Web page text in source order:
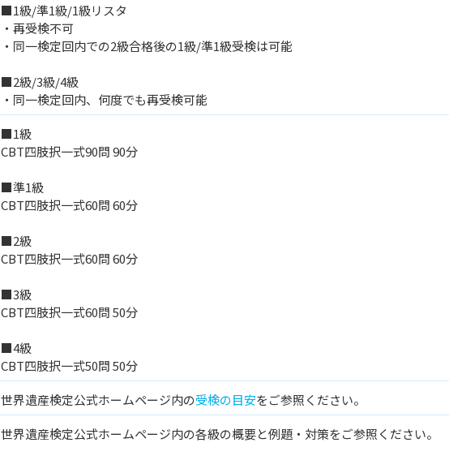
■1級/準1級/1級リスタ
・再受検不可
・同一検定回内での2級合格後の1級/準1級受検は可能
■2級/3級/4級
・同一検定回内、何度でも再受検可能
■1級
CBT四肢択一式90問 90分
■準1級
CBT四肢択一式60問 60分
■2級
CBT四肢択一式60問 60分
■3級
CBT四肢択一式60問 50分
■4級
CBT四肢択一式50問 50分
世界遺産検定公式ホームページ内の受検の目安をご参照ください。
世界遺産検定公式ホームページ内の各級の概要と例題・対策をご参照ください。